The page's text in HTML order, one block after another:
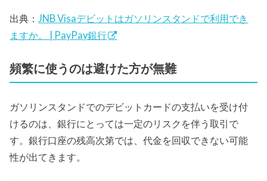
出典：JNB Visaデビットはガソリンスタンドで利用でき
ますか。 | PayPay銀行
頻繁に使うのは避けた方が無難
ガソリンスタンドでのデビットカードの支払いを受け付
けるのは、銀行にとっては一定のリスクを伴う取引で
す。銀行口座の残高次第では、代金を回収できない可能
性が出てきます。